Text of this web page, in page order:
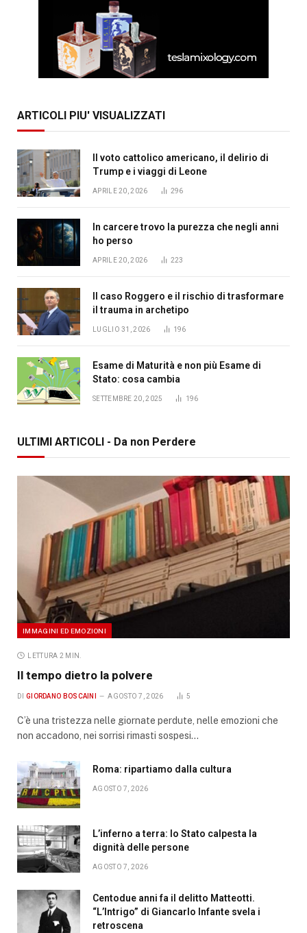
ARTICOLI PIU' VISUALIZZATI
Il voto cattolico americano, il delirio di
Trump e i viaggi di Leone
APRILE 20, 2026 296
In carcere trovo la purezza che negli anni
ho perso
APRILE 20, 2026 223
Il caso Roggero e il rischio di trasformare
il trauma in archetipo
LUGLIO 31, 2026 196
Esame di Maturità e non più Esame di
Stato: cosa cambia
SETTEMBRE 20, 2025 196
ULTIMI ARTICOLI - Da non Perdere
IMMAGINI ED EMOZIONI
LETTURA 2 MIN.
Il tempo dietro la polvere
DI GIORDANO BOSCAINI AGOSTO 7, 2026 5
C’è una tristezza nelle giornate perdute, nelle emozioni che
non accadono, nei sorrisi rimasti sospesi…
Roma: ripartiamo dalla cultura
AGOSTO 7, 2026
L’inferno a terra: lo Stato calpesta la
dignità delle persone
AGOSTO 7, 2026
Centodue anni fa il delitto Matteotti.
“L’Intrigo” di Giancarlo Infante svela i
retroscena